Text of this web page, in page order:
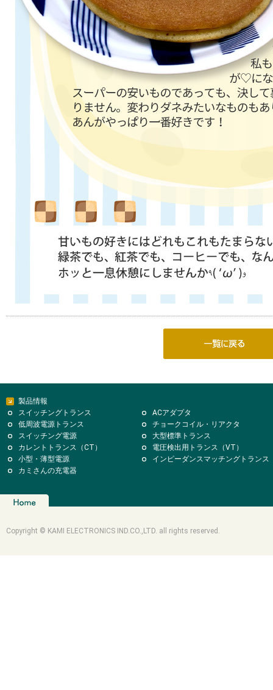
製品情報
スイッチングトランス
ACアダプタ
低周波電源トランス
チョークコイル・リアクタ
スイッチング電源
大型標準トランス
カレントトランス（CT）
電圧検出用トランス（VT）
小型・薄型電源
インピーダンスマッチングトランス
カミさんの充電器
Copyright © KAMI ELECTRONICS IND.CO.,LTD. all rights reserved.